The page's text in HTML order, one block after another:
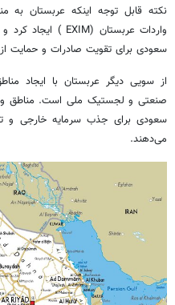
نکته قابل توجه اینکه عربستان به
سعودی برای تقویت صادرات و حمایت
از سویی دیگر عربستان با ایجاد
صنعتی و لجستیک ملی است. مناطق
سعودی برای جذب سرمایه خارجی و
می‌دهند.